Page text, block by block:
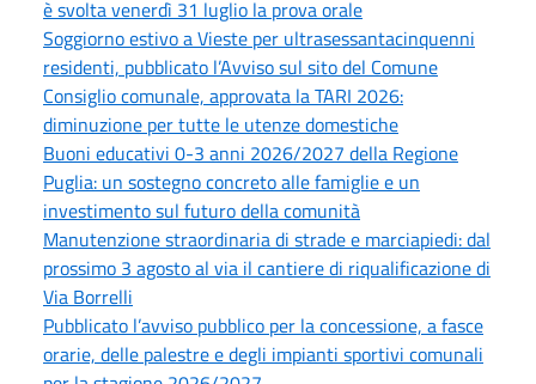
è svolta venerdì 31 luglio la prova orale
Soggiorno estivo a Vieste per ultrasessantacinquenni
residenti, pubblicato l’Avviso sul sito del Comune
Consiglio comunale, approvata la TARI 2026:
diminuzione per tutte le utenze domestiche
Buoni educativi 0-3 anni 2026/2027 della Regione
Puglia: un sostegno concreto alle famiglie e un
investimento sul futuro della comunità
Manutenzione straordinaria di strade e marciapiedi: dal
prossimo 3 agosto al via il cantiere di riqualificazione di
Via Borrelli
Pubblicato l’avviso pubblico per la concessione, a fasce
orarie, delle palestre e degli impianti sportivi comunali